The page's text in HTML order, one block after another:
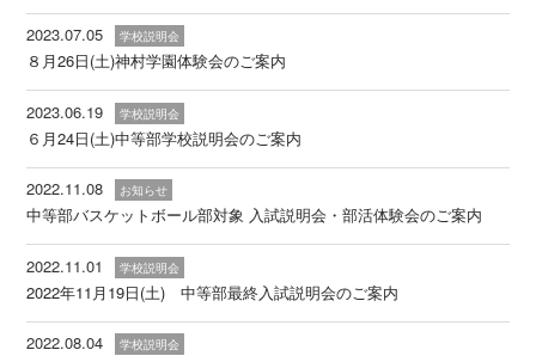
2023.07.05 学校説明会
８月26日(土)神村学園体験会のご案内
2023.06.19 学校説明会
６月24日(土)中等部学校説明会のご案内
2022.11.08 お知らせ
中等部バスケットボール部対象 入試説明会・部活体験会のご案内
2022.11.01 学校説明会
2022年11月19日(土) 中等部最終入試説明会のご案内
2022.08.04 学校説明会